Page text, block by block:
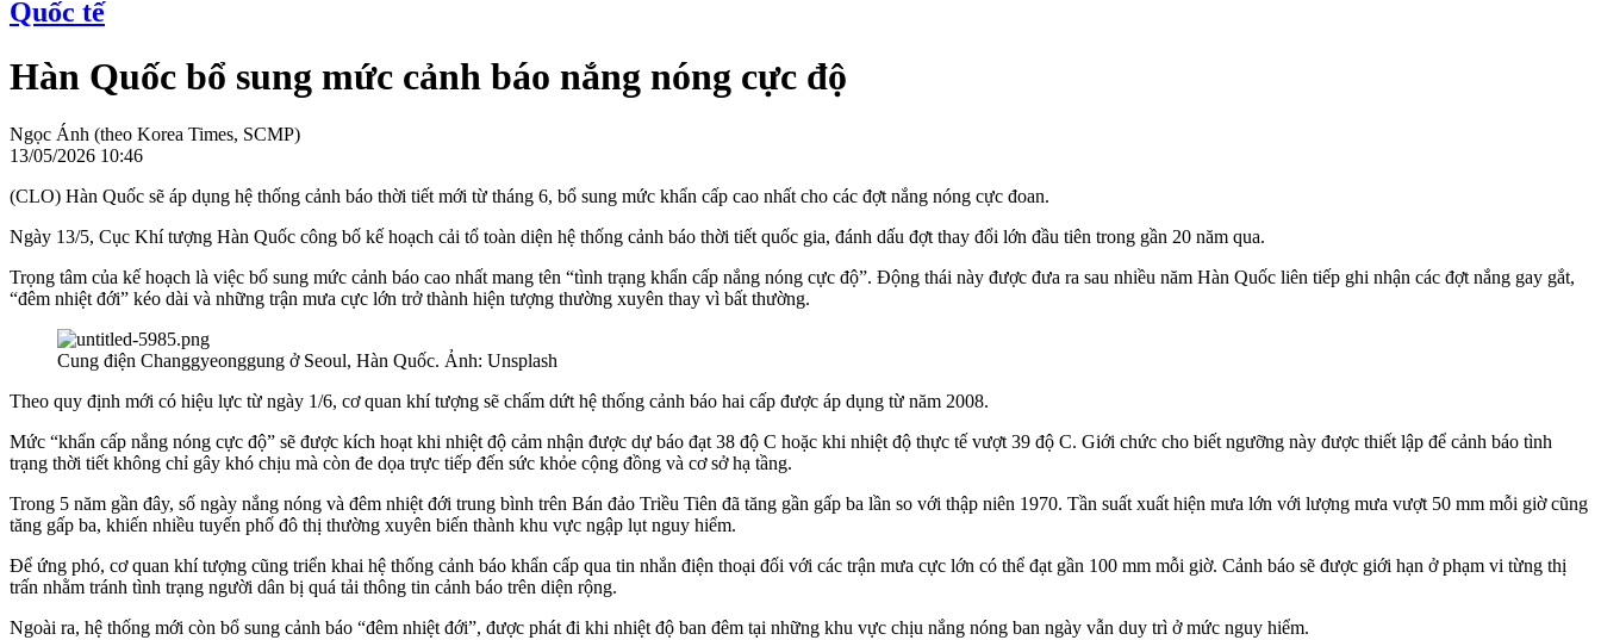
Quốc tế
Hàn Quốc bổ sung mức cảnh báo nắng nóng cực độ
Ngọc Ánh (theo Korea Times, SCMP)
13/05/2026 10:46
(CLO) Hàn Quốc sẽ áp dụng hệ thống cảnh báo thời tiết mới từ tháng 6, bổ sung mức khẩn cấp cao nhất cho các đợt nắng nóng cực đoan.
Ngày 13/5, Cục Khí tượng Hàn Quốc công bố kế hoạch cải tổ toàn diện hệ thống cảnh báo thời tiết quốc gia, đánh dấu đợt thay đổi lớn đầu tiên trong gần 20 năm qua.
Trọng tâm của kế hoạch là việc bổ sung mức cảnh báo cao nhất mang tên “tình trạng khẩn cấp nắng nóng cực độ”. Động thái này được đưa ra sau nhiều năm Hàn Quốc liên tiếp ghi nhận các đợt nắng gay gắt,
“đêm nhiệt đới” kéo dài và những trận mưa cực lớn trở thành hiện tượng thường xuyên thay vì bất thường.
Cung điện Changgyeonggung ở Seoul, Hàn Quốc. Ảnh: Unsplash
Theo quy định mới có hiệu lực từ ngày 1/6, cơ quan khí tượng sẽ chấm dứt hệ thống cảnh báo hai cấp được áp dụng từ năm 2008.
Mức “khẩn cấp nắng nóng cực độ” sẽ được kích hoạt khi nhiệt độ cảm nhận được dự báo đạt 38 độ C hoặc khi nhiệt độ thực tế vượt 39 độ C. Giới chức cho biết ngưỡng này được thiết lập để cảnh báo tình
trạng thời tiết không chỉ gây khó chịu mà còn đe dọa trực tiếp đến sức khỏe cộng đồng và cơ sở hạ tầng.
Trong 5 năm gần đây, số ngày nắng nóng và đêm nhiệt đới trung bình trên Bán đảo Triều Tiên đã tăng gần gấp ba lần so với thập niên 1970. Tần suất xuất hiện mưa lớn với lượng mưa vượt 50 mm mỗi giờ cũng
tăng gấp ba, khiến nhiều tuyến phố đô thị thường xuyên biến thành khu vực ngập lụt nguy hiểm.
Để ứng phó, cơ quan khí tượng cũng triển khai hệ thống cảnh báo khẩn cấp qua tin nhắn điện thoại đối với các trận mưa cực lớn có thể đạt gần 100 mm mỗi giờ. Cảnh báo sẽ được giới hạn ở phạm vi từng thị
trấn nhằm tránh tình trạng người dân bị quá tải thông tin cảnh báo trên diện rộng.
Ngoài ra, hệ thống mới còn bổ sung cảnh báo “đêm nhiệt đới”, được phát đi khi nhiệt độ ban đêm tại những khu vực chịu nắng nóng ban ngày vẫn duy trì ở mức nguy hiểm.